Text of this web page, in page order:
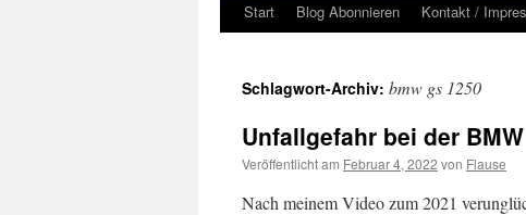
Start Blog Abonnieren Kontakt /
Schlagwort-Archiv: bmw gs 1250
Unfallgefahr bei der
Veröffentlicht am Februar 4, 2022 von Flause
Nach meinem Video zum 2021